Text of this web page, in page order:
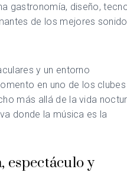
gastronomía, diseño,
de los mejores
y un entorno
en uno de los
más allá de la vida
donde la música es la
espectáculo y